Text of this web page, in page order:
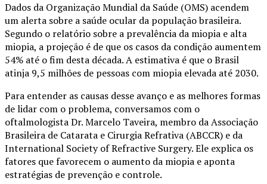
Dados da Organização Mundial da Saúde (OMS) acendem
um alerta sobre a saúde ocular da população brasileira.
Segundo o relatório sobre a prevalência da miopia e alta
miopia, a projeção é de que os casos da condição aumentem
54% até o fim desta década. A estimativa é que o Brasil
atinja 9,5 milhões de pessoas com miopia elevada até 2030.
Para entender as causas desse avanço e as melhores formas
de lidar com o problema, conversamos com o
oftalmologista Dr. Marcelo Taveira, membro da Associação
Brasileira de Catarata e Cirurgia Refrativa (ABCCR) e da
International Society of Refractive Surgery. Ele explica os
fatores que favorecem o aumento da miopia e aponta
estratégias de prevenção e controle.